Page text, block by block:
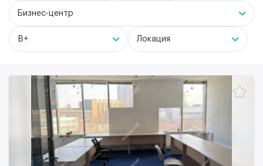
Бизнес-центр
B+ Локация